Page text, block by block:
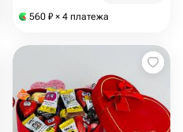
560 ₽ × 4 платежа